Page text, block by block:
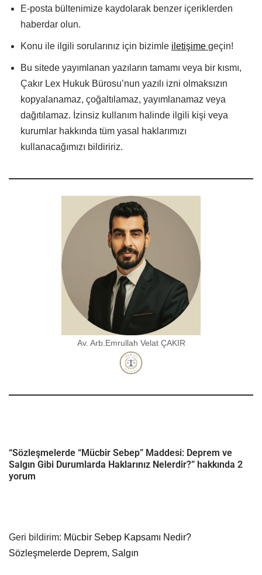
E-posta bültenimize kaydolarak benzer içeriklerden
haberdar olun.
Konu ile ilgili sorularınız için bizimle iletişime geçin!
Bu sitede yayımlanan yazıların tamamı veya bir kısmı,
Çakır Lex Hukuk Bürosu’nun yazılı izni olmaksızın
kopyalanamaz, çoğaltılamaz, yayımlanamaz veya
dağıtılamaz. İzinsiz kullanım halinde ilgili kişi veya
kurumlar hakkında tüm yasal haklarımızı
kullanacağımızı bildiririz.
Av. Arb.Emrullah Velat ÇAKIR
“Sözleşmelerde “Mücbir Sebep” Maddesi: Deprem ve
Salgın Gibi Durumlarda Haklarınız Nelerdir?” hakkında 2
yorum
Geri bildirim: Mücbir Sebep Kapsamı Nedir?
Sözleşmelerde Deprem, Salgın